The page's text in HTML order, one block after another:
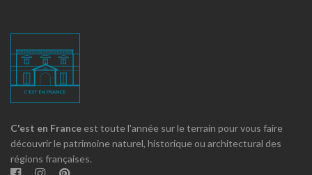
C'est en France est toute l'année sur le terrain pour vous faire
découvrir le patrimoine naturel, historique ou architectural des
régions françaises.